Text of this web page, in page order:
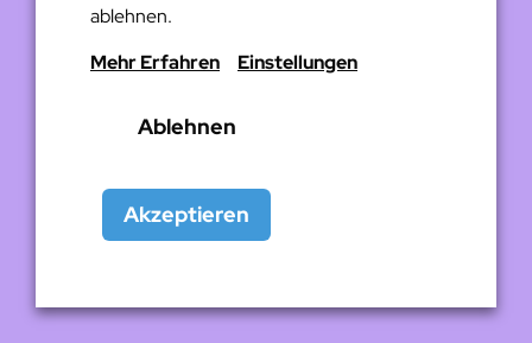
ablehnen.
Mehr Erfahren
Einstellungen
Ablehnen
Akzeptieren